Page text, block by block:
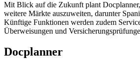
Mit Blick auf die Zukunft plant
weitere Märkte auszuweiten, darunter
Künftige Funktionen werden zudem
Überweisungen und
Docplanner